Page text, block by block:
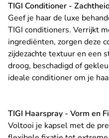
TIGI Conditioner -
Geef je haar de luxe
TIGI conditioners. Verrijkt
ingrediënten, zorgen deze
zijdezachte textuur en een
droog, beschadigd of
ideale conditioner om je
TIGI Haarspray - Vorm en
Voltooi je kapsel met de